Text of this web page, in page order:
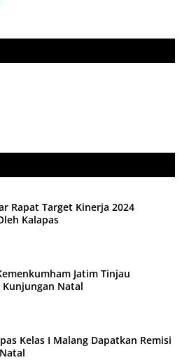
Rapat Target Kinerja 2024
Kalapas
Jatim Tinjau
Kunjungan Natal
Kelas I Malang Dapatkan Remisi